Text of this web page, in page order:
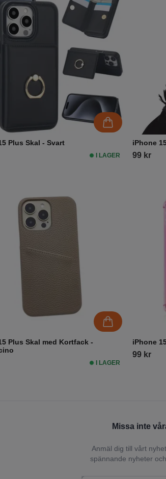
Plus Skal - Svart
I LAGER
iPhone
99 kr
Plus Skal med Kortfack -
I LAGER
iPhone
99 kr
Missa inte
Anmäl dig till vårt
spännande nyheter